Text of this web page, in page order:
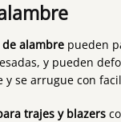
alambre pueden
y pueden
y se arrugue con
trajes y blazers